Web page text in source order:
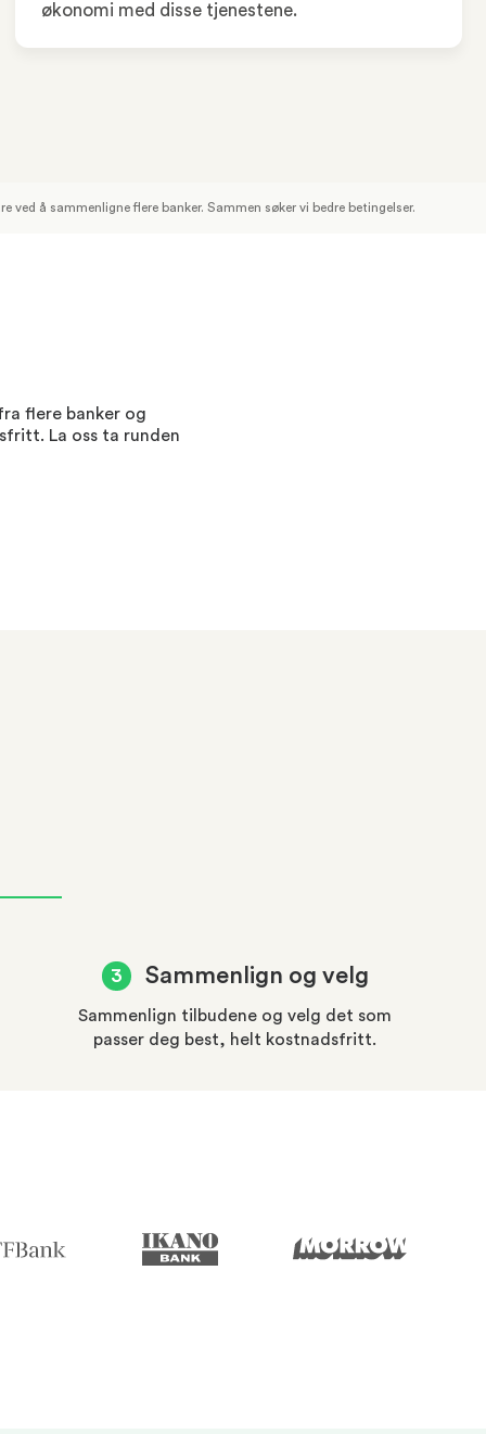
økonomi med disse tjenestene.
å sammenligne flere banker. Sammen søker vi bedre betingelser.
flere banker og
La oss ta runden
3 Sammenlign og velg
Sammenlign tilbudene og velg det som
passer deg best, helt kostnadsfritt.